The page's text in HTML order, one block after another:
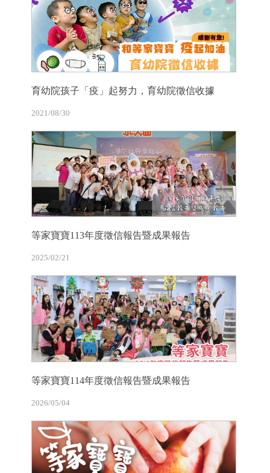
育幼院孩子「疫」起努力，育幼院徵信收據
2021/08/30
等家寶寶113年度徵信報告暨成果報告
2025/02/21
等家寶寶114年度徵信報告暨成果報告
2026/05/04